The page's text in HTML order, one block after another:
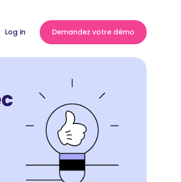
Log in Demandez votre démo